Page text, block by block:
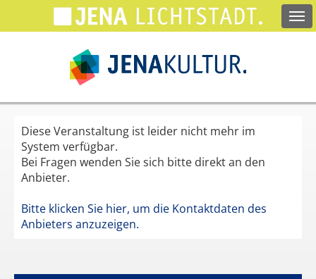
zum
Diese Veranstaltung ist leider nicht mehr im
System verfügbar.
Bei Fragen wenden Sie sich bitte direkt an den
Anbieter.
Bitte klicken Sie hier, um die Kontaktdaten des
Anbieters anzuzeigen.